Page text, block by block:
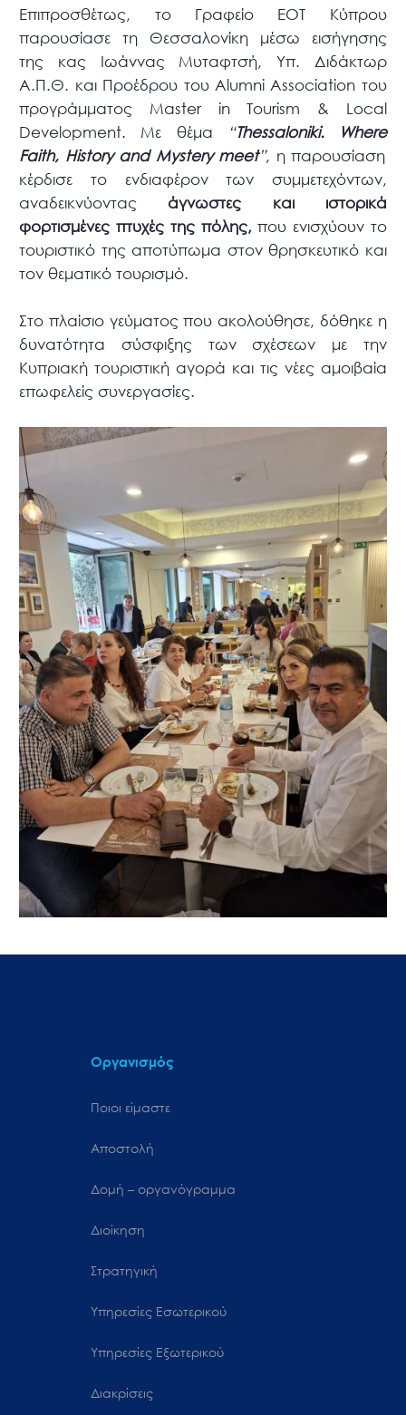
Επιπροσθέτως, το Γραφείο ΕΟΤ Κύπρου
παρουσίασε τη Θεσσαλονίκη μέσω εισήγησης
της κας Ιωάννας Μυταφτσή, Υπ. Διδάκτωρ
Α.Π.Θ. και Προέδρου του Alumni Association του
προγράμματος Master in Tourism & Local
Development. Με θέμα
“Thessaloniki. Where
Faith, HistoryandMysterymeet”, η παρουσίαση
κέρδισε το ενδιαφέρον των συμμετεχόντων,
αναδεικνύοντας άγνωστες και ιστορικά
φορτισμένες πτυχές της πόλης,που ενισχύουν το
τουριστικό της αποτύπωμα στον θρησκευτικό και
τον θεματικό τουρισμό.
Στο πλαίσιο γεύματος που ακολούθησε, δόθηκε η
δυνατότητα σύσφιξης των σχέσεων με την
Κυπριακή τουριστική αγορά και τις νέες αμοιβαία
επωφελείς συνεργασίες.
Οργανισμός
Ποιοι είμαστε
Αποστολή
Δομή – οργανόγραμμα
Διοίκηση
Στρατηγική
Υπηρεσίες Εσωτερικού
Υπηρεσίες Εξωτερικού
Διακρίσεις